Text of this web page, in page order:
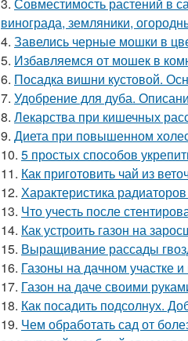
винограда, земляники,
4. Завелись черные мошки в
5. Избавляемся от мошек в
6. Посадка вишни кустовой.
7. Удобрение для дуба.
8. Лекарства при кишечных
9. Диета при повышенном
10. 5 простых способов
11. Как приготовить чай из
12. Характеристика
13. Что учесть после
14. Как устроить газон на
15. Выращивание рассады
16. Газоны на дачном участке
17. Газон на даче своими
18. Как посадить подсолнух.
19. Чем обработать сад от